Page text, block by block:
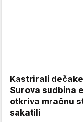
Kastrirali
Surova sudbina
otkriva mračnu
sakatili